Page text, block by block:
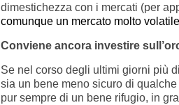
dimestichezza con i mercati (per
comunque un mercato molto
Conviene ancora investire
Se nel corso degli ultimi giorni più
sia un bene meno sicuro di
pur sempre di un bene rifugio, in